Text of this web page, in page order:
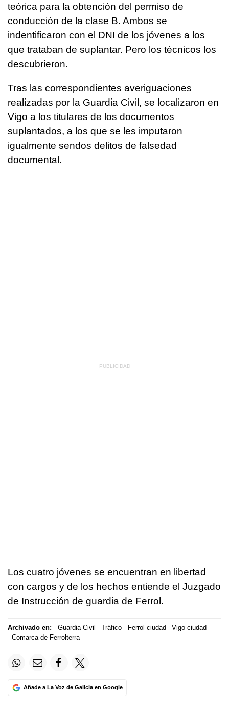
teórica para la obtención del permiso de
conducción de la clase B. Ambos se
indentificaron con el DNI de los jóvenes a los
que trataban de suplantar. Pero los técnicos los
descubrieron.
Tras las correspondientes averiguaciones
realizadas por la Guardia Civil, se localizaron en
Vigo a los titulares de los documentos
suplantados, a los que se les imputaron
igualmente sendos delitos de falsedad
documental.
Los cuatro jóvenes se encuentran en libertad
con cargos y de los hechos entiende el Juzgado
de Instrucción de guardia de Ferrol.
Archivado en: Guardia Civil Tráfico Ferrol ciudad
Vigo ciudad
Comarca de Ferrolterra
Añade a La Voz de Galicia en Google